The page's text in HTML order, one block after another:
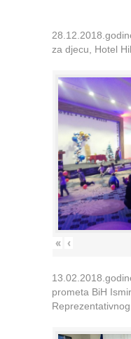
za djecu, Hotel
« ‹
prometa BiH